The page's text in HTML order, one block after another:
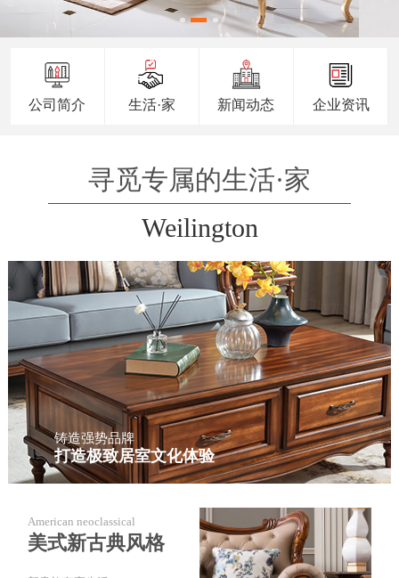
公司简介 生活·家 新闻动态 企业资讯
寻觅专属的生活·家
Weilington
铸造强势品牌
打造极致居室文化体验
American neoclassical
美式新古典风格